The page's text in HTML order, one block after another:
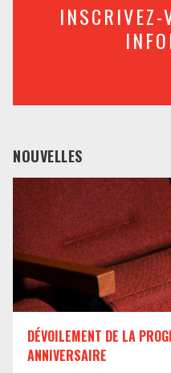
INSCRIVEZ-
NOUVELLES
DÉVOILEMENT DE LA
ANNIVERSAIRE